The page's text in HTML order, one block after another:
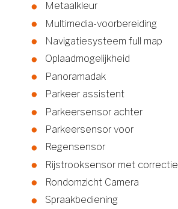
Metaalkleur
Multimedia-voorbereiding
Navigatiesysteem full map
Oplaadmogelijkheid
Panoramadak
Parkeer assistent
Parkeersensor achter
Parkeersensor voor
Regensensor
Rijstrooksensor met correctie
Rondomzicht Camera
Spraakbediening